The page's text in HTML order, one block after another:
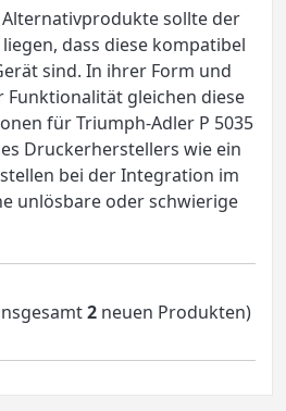
sollte der
dass diese kompatibel
sind. In ihrer Form und
Funktionalität gleichen diese
für Triumph-Adler P 5035
Druckerherstellers wie ein
bei der Integration im
unlösbare oder schwierige
2 neuen Produkten)